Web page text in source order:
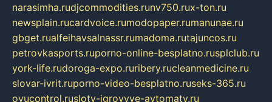
narasimha.rudjcommodities.runv750.rux-ton.ru
newsplain.rucardvoice.rumodopaper.rumanunae.ru
gbget.rualfeihavsalnassr.rumadoma.rutajuncos.ru
petrovkasports.ruporno-online-besplatno.rusplclub.ru
york-life.rudoroga-expo.ruribery.rucleanmedicine.ru
slovar-ivrit.ruporno-video-besplatno.ruseks-365.ru
ovucontrol.rusloty-igrovyye-avtomaty.ru